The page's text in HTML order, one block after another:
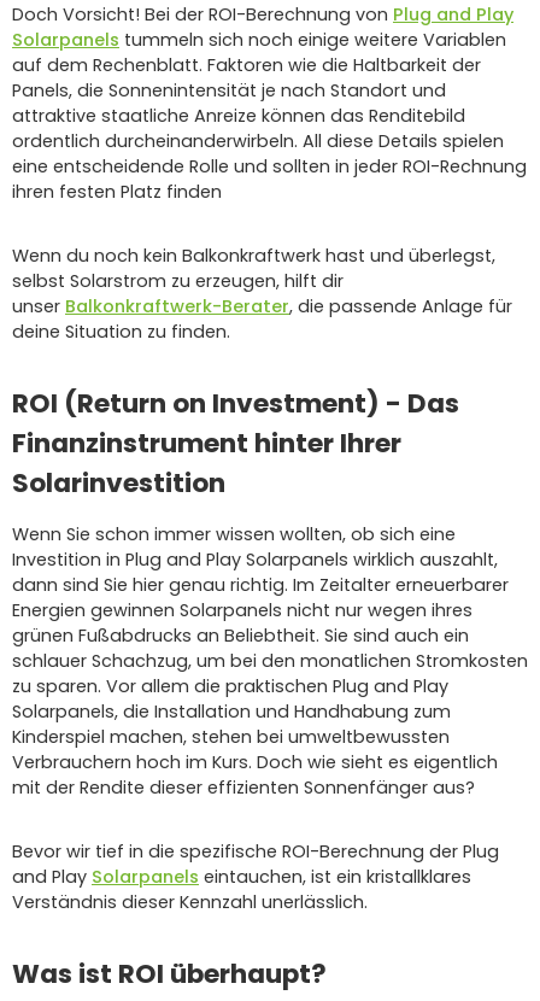
Doch Vorsicht! Bei der ROI-Berechnung von Plug and Play
Solarpanels tummeln sich noch einige weitere Variablen
auf dem Rechenblatt. Faktoren wie die Haltbarkeit der
Panels, die Sonnenintensität je nach Standort und
attraktive staatliche Anreize können das Renditebild
ordentlich durcheinanderwirbeln. All diese Details spielen
eine entscheidende Rolle und sollten in jeder ROI-Rechnung
ihren festen Platz finden
Wenn du noch kein Balkonkraftwerk hast und überlegst,
selbst Solarstrom zu erzeugen, hilft dir
unser Balkonkraftwerk-Berater, die passende Anlage für
deine Situation zu finden.
ROI (Return on Investment) - Das
Finanzinstrument hinter Ihrer
Solarinvestition
Wenn Sie schon immer wissen wollten, ob sich eine
Investition in Plug and Play Solarpanels wirklich auszahlt,
dann sind Sie hier genau richtig. Im Zeitalter erneuerbarer
Energien gewinnen Solarpanels nicht nur wegen ihres
grünen Fußabdrucks an Beliebtheit. Sie sind auch ein
schlauer Schachzug, um bei den monatlichen Stromkosten
zu sparen. Vor allem die praktischen Plug and Play
Solarpanels, die Installation und Handhabung zum
Kinderspiel machen, stehen bei umweltbewussten
Verbrauchern hoch im Kurs. Doch wie sieht es eigentlich
mit der Rendite dieser effizienten Sonnenfänger aus?
Bevor wir tief in die spezifische ROI-Berechnung der Plug
and Play Solarpanels eintauchen, ist ein kristallklares
Verständnis dieser Kennzahl unerlässlich.
Was ist ROI überhaupt?